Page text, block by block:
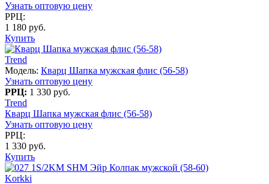
Узнать оптовую цену
РРЦ:
1 180 руб.
Купить
Trend
Модель: Кварц Шапка мужская флис (56-58)
Узнать оптовую цену
РРЦ: 1 330 руб.
Trend
Кварц Шапка мужская флис (56-58)
Узнать оптовую цену
РРЦ:
1 330 руб.
Купить
Korkki